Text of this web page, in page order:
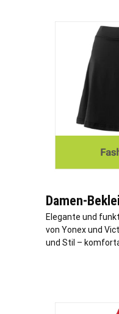
Damen-
Elegante und
von Yonex und
und Stil –